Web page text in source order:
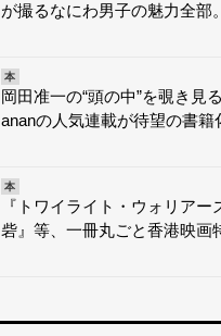
が撮るなにわ男子の魅力全部。
本
岡田准一の“頭の中”を覗き見
ananの人気連載が待望の書籍
本
『トワイライト・ウォリアー
砦』等、一冊丸ごと香港映画